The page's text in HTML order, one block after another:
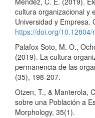
cultura organizacional y
Universidad y Empresa.
https://doi.org/
Palafox Soto, M. O.,
(2019). La cultura
permanencia de las
(35), 198-207.
Otzen, T., & Manterola,
sobre una Población a
Morphology, 35(1).